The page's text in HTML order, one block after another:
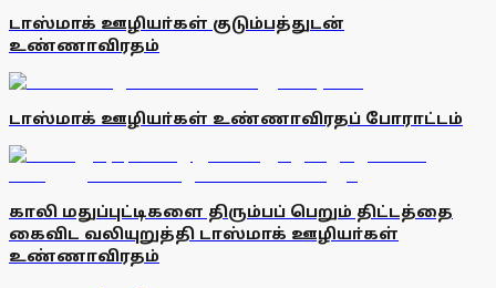
டாஸ்மாக் ஊழியா்கள் குடும்பத்துடன்
உண்ணாவிரதம்
டாஸ்மாக் ஊழியா்கள் உண்ணாவிரதப் போராட்டம்
காலி மதுப்புட்டிகளை திரும்பப் பெறும் திட்டத்தை
கைவிட வலியுறுத்தி டாஸ்மாக் ஊழியா்கள்
உண்ணாவிரதம்